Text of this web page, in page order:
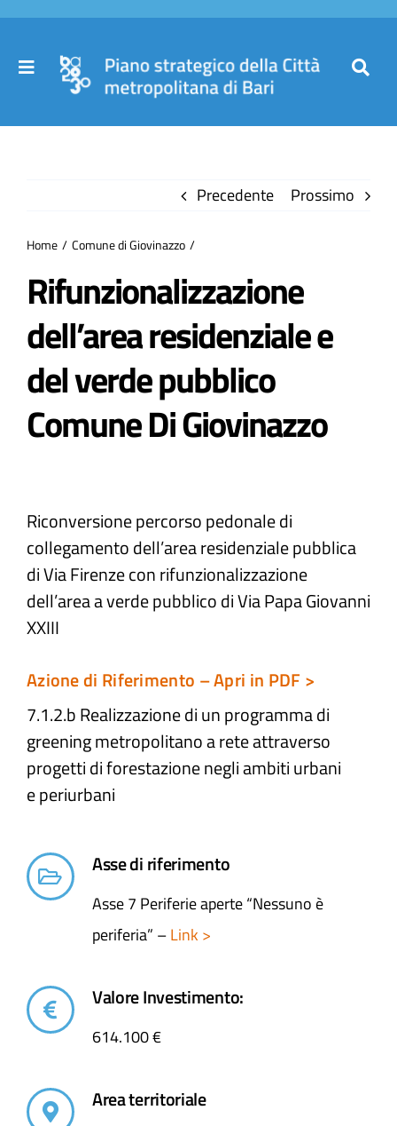
Salta
contenuto
Toggle
Partecipa
Comuni
Atti e Docunenti
Progetti
Precedente Prossimo
Home Comune di Giovinazzo
Rifunzionalizzazione
dell’area residenziale e
del verde pubblico
Comune Di Giovinazzo
Riconversione percorso pedonale di
collegamento dell’area residenziale pubblica
di Via Firenze con rifunzionalizzazione
dell’area a verde pubblico di Via Papa Giovanni
XXIII
Azione di Riferimento – Apri in PDF >
7.1.2.b Realizzazione di un programma di
greening metropolitano a rete attraverso
progetti di forestazione negli ambiti urbani
e periurbani​
Asse di riferimento
Asse 7 Periferie aperte “Nessuno è
periferia” –Link >
Valore Investimento:
614.100 €
Area territoriale